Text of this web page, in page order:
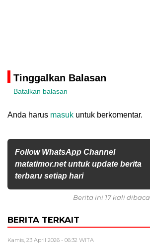
Tinggalkan Balasan
Batalkan balasan
Anda harus masuk untuk berkomentar.
Follow WhatsApp Channel
matatimor.net untuk update berita
terbaru setiap hari
Berita ini 17 kali dibaca
BERITA TERKAIT
Kamis, 23 April 2026 - 06:32 WITA